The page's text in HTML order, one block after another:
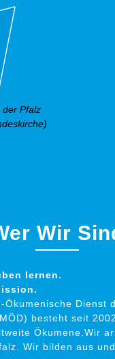
der Pfalz
Wir
lernen.
Ökumenische Dienst
besteht seit
Ökumene.Wir
Wir bilden aus